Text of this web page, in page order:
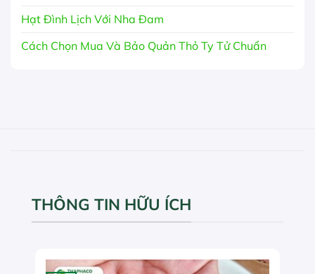
Hạt Đình Lịch Với Nha Đam
Cách Chọn Mua Và Bảo Quản Thỏ Ty Tử Chuẩn
THÔNG TIN HỮU ÍCH